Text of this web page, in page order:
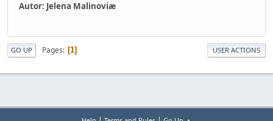
Autor: Jelena Malinoviæ
GO UP Pages 1 USER ACTIONS